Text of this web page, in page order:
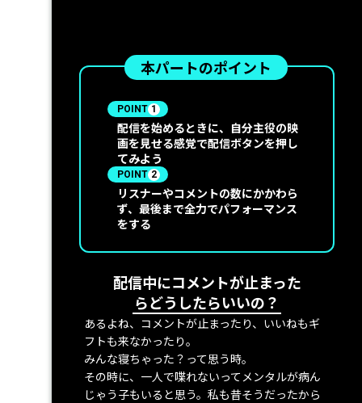
本パートのポイント
POINT 1
配信を始めるときに、自分主役の映
画を見せる感覚で配信ボタンを押し
てみよう
POINT 2
リスナーやコメントの数にかかわら
ず、最後まで全力でパフォーマンス
をする
配信中にコメントが止まった
らどうしたらいいの？
あるよね、コメントが止まったり、いいねもギ
フトも来なかったり。
みんな寝ちゃった？って思う時。
その時に、一人で喋れないってメンタルが病ん
じゃう子もいると思う。私も昔そうだったから